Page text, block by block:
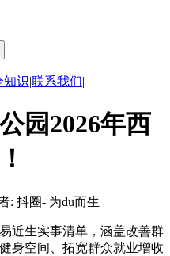
知识|联系我们|
园2026年西
: 抖圈- 为du而生
生实事清单，涵盖改善群
身空间、拓宽群众就业增收